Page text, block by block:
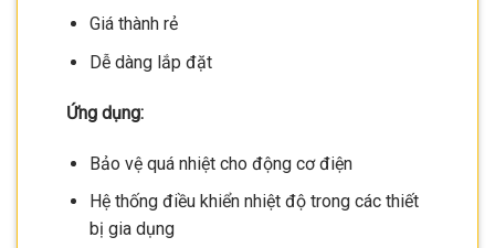
Giá thành rẻ
Dễ dàng lắp đặt
Ứng dụng:
Bảo vệ quá nhiệt cho động cơ điện
Hệ thống điều khiển nhiệt độ trong các thiết
bị gia dụng